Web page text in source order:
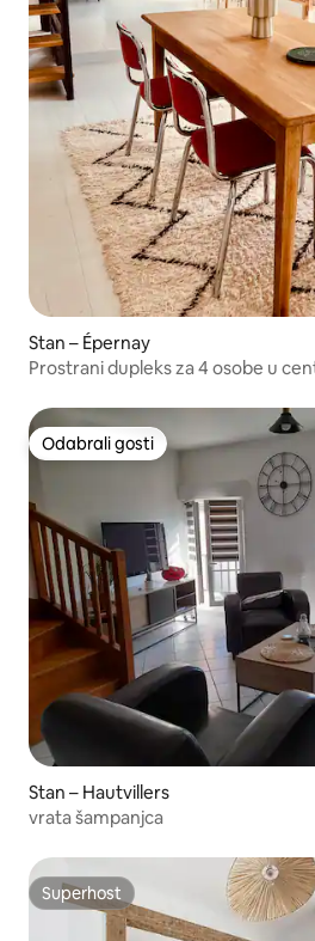
Stan – Épernay
Prostrani dupleks za 4 osobe u
Odabrali gosti
Odabrali gosti
Stan – Hautvillers
vrata šampanjca
Superhost
Superhost